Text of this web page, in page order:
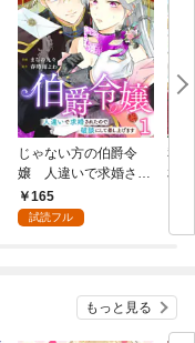
じゃない方の伯爵令
嬢 人違いで求婚され
たので破談にして差し
上げます1
165
試読フル
私
相
もっと見る